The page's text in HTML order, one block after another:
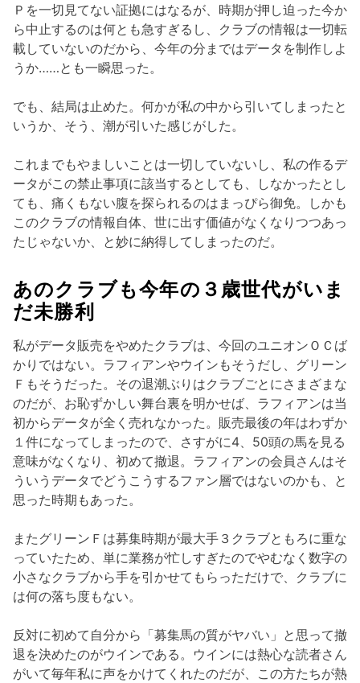
Ｐを一切見てない証拠にはなるが、時期が押し迫った今か
ら中止するのは何とも急すぎるし、クラブの情報は一切転
載していないのだから、今年の分まではデータを制作しよ
うか……とも一瞬思った。
でも、結局は止めた。何かが私の中から引いてしまったと
いうか、そう、潮が引いた感じがした。
これまでもやましいことは一切していないし、私の作るデ
ータがこの禁止事項に該当するとしても、しなかったとし
ても、痛くもない腹を探られるのはまっぴら御免。しかも
このクラブの情報自体、世に出す価値がなくなりつつあっ
たじゃないか、と妙に納得してしまったのだ。
あのクラブも今年の３歳世代がいま
だ未勝利
私がデータ販売をやめたクラブは、今回のユニオンＯＣば
かりではない。ラフィアンやウインもそうだし、グリーン
Ｆもそうだった。その退潮ぶりはクラブごとにさまざまな
のだが、お恥ずかしい舞台裏を明かせば、ラフィアンは当
初からデータが全く売れなかった。販売最後の年はわずか
１件になってしまったので、さすがに4、50頭の馬を見る
意味がなくなり、初めて撤退。ラフィアンの会員さんはそ
ういうデータでどうこうするファン層ではないのかも、と
思った時期もあった。
またグリーンＦは募集時期が最大手３クラブともろに重な
っていたため、単に業務が忙しすぎたのでやむなく数字の
小さなクラブから手を引かせてもらっただけで、クラブに
は何の落ち度もない。
反対に初めて自分から「募集馬の質がヤバい」と思って撤
退を決めたのがウインである。ウインには熱心な読者さん
がいて毎年私に声をかけてくれたのだが、この方たちが熱